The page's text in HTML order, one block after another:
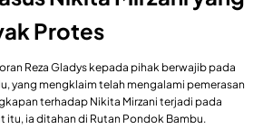
Protes
Reza Gladys kepada pihak berwajib pada
yang mengklaim telah mengalami pemerasan
terhadap Nikita Mirzani terjadi pada
itu, ia ditahan di Rutan Pondok Bambu.